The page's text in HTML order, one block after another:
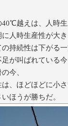
40℃越えは、人時
に人時生産性が大
持続性は下がる
が叫ばれている今
今、
は、ほどほどに小さ
ほうが勝ちだ。